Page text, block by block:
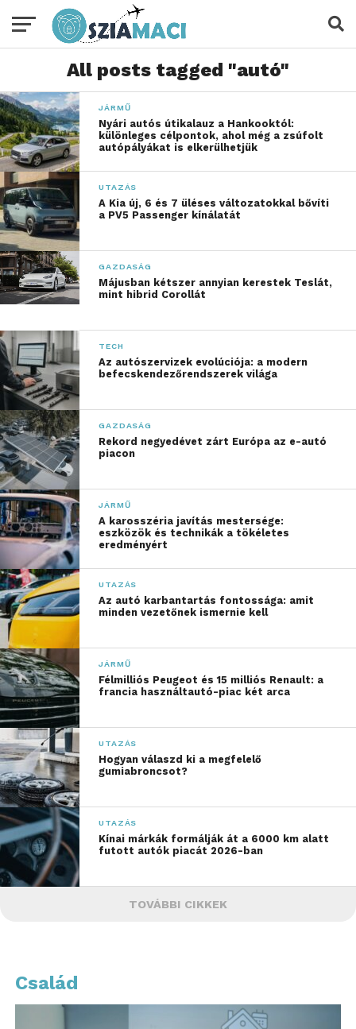
All posts tagged "autó"
JÁRMŰ
Nyári autós útikalauz a Hankooktól:
különleges célpontok, ahol még a zsúfolt
autópályákat is elkerülhetjük
UTAZÁS
A Kia új, 6 és 7 üléses változatokkal bővíti
a PV5 Passenger kínálatát
GAZDASÁG
Májusban kétszer annyian kerestek Teslát,
mint hibrid Corollát
TECH
Az autószervizek evolúciója: a modern
befecskendezőrendszerek világa
GAZDASÁG
Rekord negyedévet zárt Európa az e-autó
piacon
JÁRMŰ
A karosszéria javítás mestersége:
eszközök és technikák a tökéletes
eredményért
UTAZÁS
Az autó karbantartás fontossága: amit
minden vezetőnek ismernie kell
JÁRMŰ
Félmilliós Peugeot és 15 milliós Renault: a
francia használtautó-piac két arca
UTAZÁS
Hogyan válaszd ki a megfelelő
gumiabroncsot?
UTAZÁS
Kínai márkák formálják át a 6000 km alatt
futott autók piacát 2026-ban
TOVÁBBI CIKKEK
Család